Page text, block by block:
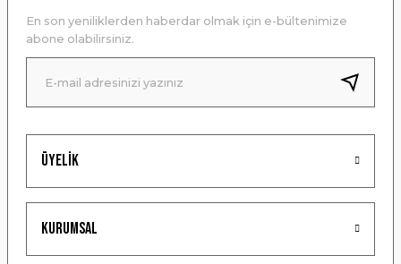
Ürün bilgilerinde hatalar bulunuyor.
Ürün fiyatı diğer sitelerden daha pahalı.
Bu ürüne benzer farklı alternatifler olmalı.
Gönder
Üyelik
Kurumsal
En son yeniliklerden haberdar olmak için e-bültenimize
abone olabilirsiniz.